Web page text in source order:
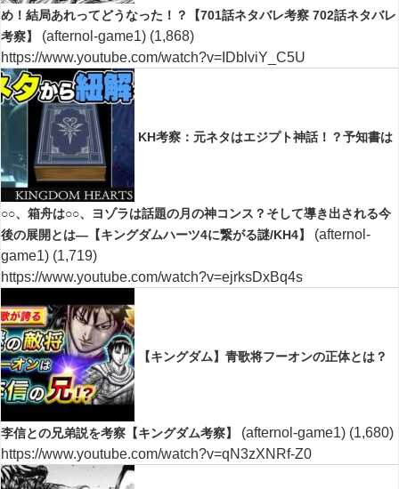
め！結局あれってどうなった！？【701話ネタバレ考察 702話ネタバレ
考察】
(afternol-game1) (1,868)
https://www.youtube.com/watch?v=IDblviY_C5U
KH考察：元ネタはエジプト神話！？予知書は
○○、箱舟は○○、ヨゾラは話題の月の神コンス？そして導き出される今
後の展開とは―【キングダムハーツ4に繋がる謎/KH4】
(afternol-
game1) (1,719)
https://www.youtube.com/watch?v=ejrksDxBq4s
【キングダム】青歌将フーオンの正体とは？
李信との兄弟説を考察【キングダム考察】 (afternol-game1) (1,680)
https://www.youtube.com/watch?v=qN3zXNRf-Z0